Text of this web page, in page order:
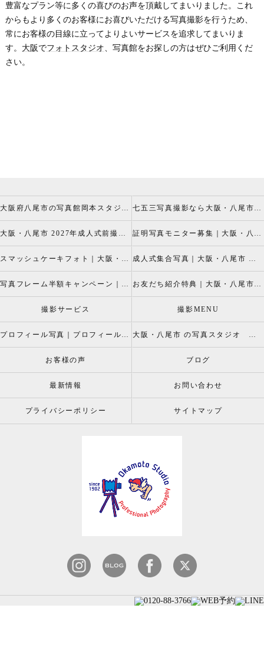
豊富なプラン等に多くの喜びのお声を頂戴してまいりました。これ
からもより多くのお客様にお喜びいただける写真撮影を行うため、
常にお客様の目線に立ってよりよいサービスを追求してまいりま
す。 大阪 でフォトスタジオ 、写真館をお探しの方はぜひご利用くだ
さい。
大阪府八尾市の写真館岡本スタジオの撮影キャンペーン 七五三写真撮影なら大阪・八尾市 の岡本スタジオへ
大阪・八尾市 2027年成人式前撮り振袖写真撮影、成人振袖レンタルなら2026年成人前撮りキャペーン開催中の岡本スタジオへ 証明写真モニター募集｜大阪・八尾市 証明写真撮影なら岡本スタジオへ！証明写真モニターモデル募集中！
スマッシュケーキフォト｜大阪・八尾市 スマッシュケーキ写真撮影、ベビーフォト撮影は岡本スタジオへ 成人式集合写真｜大阪・八尾市 友達集合写真、成人式集合写真撮影なら岡本スタジオへ
写真フレーム半額キャンペーン｜大阪・八尾市 写真撮影なら半額割引キャペーン開催中の岡本スタジオへ お友だち紹介特典｜大阪・八尾市 記念写真撮影なら岡本スタジオへ
撮影サービス 撮影MENU
プロフィール写真｜プロフィールフォト 大阪・八尾市 の写真スタジオ 岡本スタジオ2026年七五三撮影特設ページ
お客様の声 ブログ
最新情報 お問い合わせ
プライバシーポリシー サイトマップ